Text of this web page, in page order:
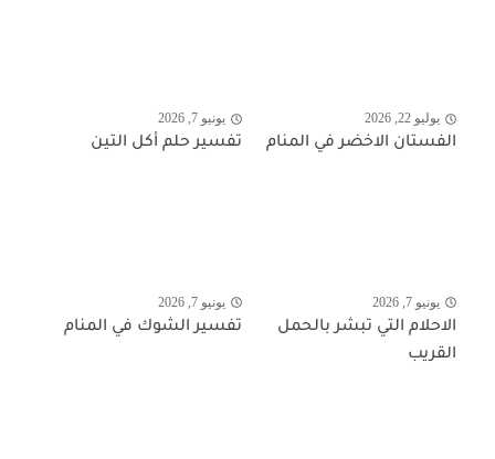
يوليو 22, 2026
الفستان الاخضر في المنام
يونيو 7, 2026
تفسير حلم أكل التين
يونيو 7, 2026
الاحلام التي تبشر بالحمل
القريب
يونيو 7, 2026
تفسير الشوك في المنام